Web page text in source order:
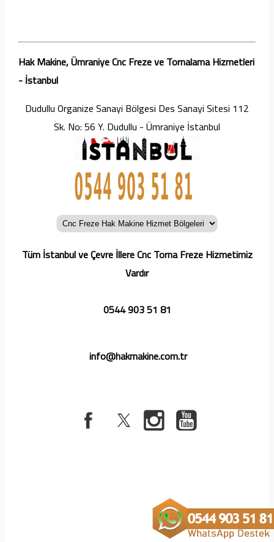
Hak Makine, Ümraniye Cnc Freze ve Tornalama Hizmetleri
- İstanbul
Dudullu Organize Sanayi Bölgesi Des Sanayi Sitesi 112
Sk. No: 56 Y. Dudullu - Ümraniye İstanbul
Tüm İstanbul ve Çevre İllere Cnc Torna Freze Hizmetimiz
Vardır
0544 903 51 81
info@hakmakine.com.tr